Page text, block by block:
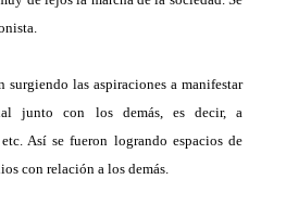
surgiendo las aspiraciones a manifestar
junto con los demás, es decir, a
Así se fueron logrando espacios de
con relación a los demás.